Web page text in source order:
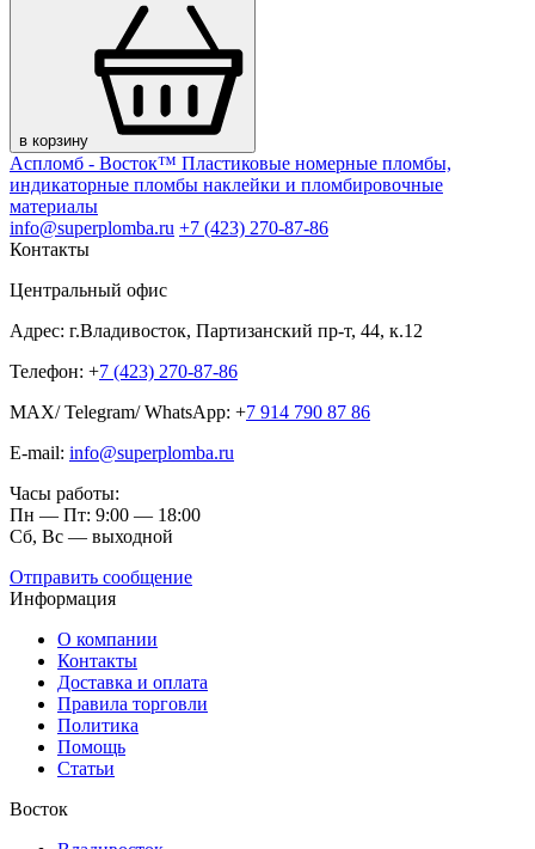
в корзину
Аспломб - Восток™ Пластиковые номерные пломбы,
индикаторные пломбы наклейки и пломбировочные
материалы
info@superplomba.ru +7 (423) 270-87-86
Контакты
Центральный офис
Адрес: г.Владивосток, Партизанский пр-т, 44, к.12
Телефон: +7 (423) 270-87-86
MAX/ Telegram/ WhatsApp: +7 914 790 87 86
E-mail: info@superplomba.ru
Часы работы:
Пн — Пт: 9:00 — 18:00
Сб, Вc — выходной
Отправить сообщение
Информация
О компании
Контакты
Доставка и оплата
Правила торговли
Политика
Помощь
Статьи
Восток